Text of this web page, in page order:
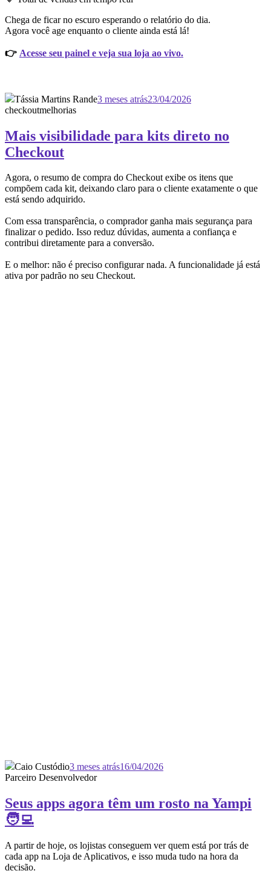
Chega de ficar no escuro esperando o relatório do dia.
Agora você age enquanto o cliente ainda está lá!
👉 Acesse seu painel e veja sua loja ao vivo.
Tássia Martins Rande3 meses atrás23/04/2026
checkoutmelhorias
Mais visibilidade para kits direto no
Checkout
Agora, o resumo de compra do Checkout exibe os itens que
compõem cada kit, deixando claro para o cliente exatamente o que
está sendo adquirido.
Com essa transparência, o comprador ganha mais segurança para
finalizar o pedido. Isso reduz dúvidas, aumenta a confiança e
contribui diretamente para a conversão.
E o melhor: não é preciso configurar nada. A funcionalidade já está
ativa por padrão no seu Checkout.
Caio Custódio3 meses atrás16/04/2026
Parceiro Desenvolvedor
Seus apps agora têm um rosto na Yampi
🧑‍💻
A partir de hoje, os lojistas conseguem ver quem está por trás de
cada app na Loja de Aplicativos, e isso muda tudo na hora da
decisão.